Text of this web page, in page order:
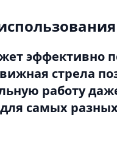
стрела
работу
самых